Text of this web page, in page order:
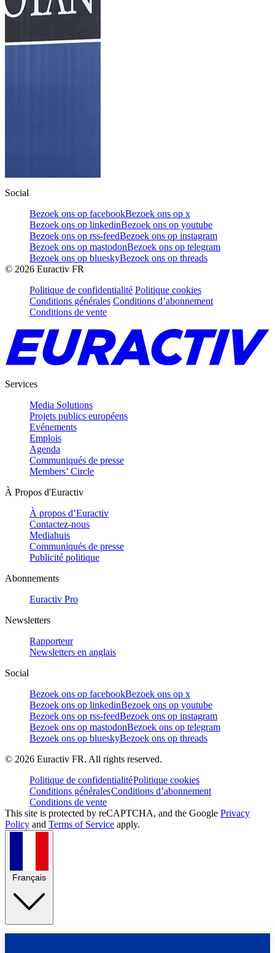
Social
Bezoek ons op facebookBezoek ons op x
Bezoek ons op linkedinBezoek ons op youtube
Bezoek ons op rss-feedBezoek ons op instagram
Bezoek ons op mastodonBezoek ons op telegram
Bezoek ons op blueskyBezoek ons op threads
© 2026 Euractiv FR
Politique de confidentialité Politique cookies
Conditions générales Conditions d’abonnement
Conditions de vente
Services
Media Solutions
Projets publics européens
Evénements
Emplois
Agenda
Communiqués de presse
Members’ Circle
À Propos d'Euractiv
À propos d’Euractiv
Contactez-nous
Mediahuis
Communiqués de presse
Publicité politique
Abonnements
Euractiv Pro
Newsletters
Rapporteur
Newsletters en anglais
Social
Bezoek ons op facebookBezoek ons op x
Bezoek ons op linkedinBezoek ons op youtube
Bezoek ons op rss-feedBezoek ons op instagram
Bezoek ons op mastodonBezoek ons op telegram
Bezoek ons op blueskyBezoek ons op threads
© 2026 Euractiv FR. All rights reserved.
Politique de confidentialitéPolitique cookies
Conditions généralesConditions d’abonnement
Conditions de vente
This site is protected by reCAPTCHA, and the Google Privacy
Policy and Terms of Service apply.
Français